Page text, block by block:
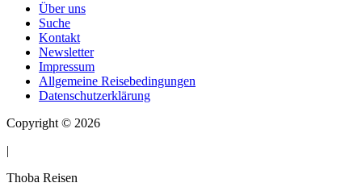
Über uns
Suche
Kontakt
Newsletter
Impressum
Allgemeine Reisebedingungen
Datenschutzerklärung
Copyright © 2026
|
Thoba Reisen